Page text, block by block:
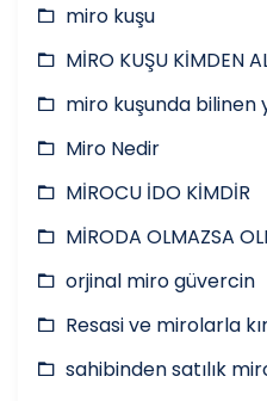
miro kuşu
MİRO KUŞU KİMDEN
miro kuşunda bilinen
Miro Nedir
MİROCU İDO KİMDİR
MİRODA OLMAZSA
orjinal miro güvercin
Resasi ve mirolarla
sahibinden satılık